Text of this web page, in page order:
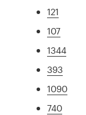
121
107
1344
393
1090
740